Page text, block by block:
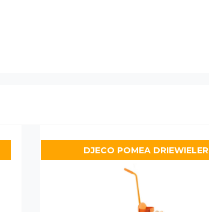
DJECO POMEA DRIEWIELER